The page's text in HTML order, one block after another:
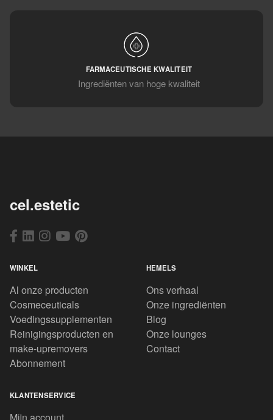
FARMACEUTISCHE KWALITEIT
Ingrediënten van hoge kwaliteit
cel.estetic
WINKEL
Al onze producten
Cosmeceuticals
Voedingssupplementen
Reinigingsproducten en
make-upremovers
Abonnement
HEMELS
Ons verhaal
Onze ingrediënten
Blog
Onze lounges
Contact
KLANTENSERVICE